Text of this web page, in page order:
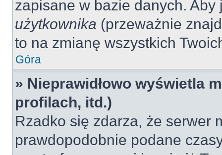
zapisane w bazie danych.
użytkownika (przeważnie
to na zmianę wszystkich
Góra
» Nieprawidłowo wyświetla
profilach, itd.)
Rzadko się zdarza, że serwer
prawdopodobnie podane